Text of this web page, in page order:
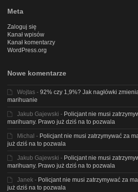
Meta
Zaloguj się
Kanał wpisów
Kanał komentarzy
WordPress.org
Nowe komentarze
Wojtas - 92% czy 1,9%? Jak nagłówki
marihuanie
Jakub Gajewski - Policjant nie musi
marihuany. Prawo już dziś na to pozwala
Michal - Policjant nie musi zatrzymywać za
już dziś na to pozwala
Jakub Gajewski - Policjant nie musi
marihuany. Prawo już dziś na to pozwala
Janek - Policjant nie musi zatrzymywać za
już dziś na to pozwala